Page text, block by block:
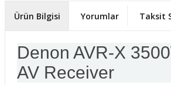
Ürün Bilgisi Yorumlar Taksit
Denon AVR-X
AV Receiver